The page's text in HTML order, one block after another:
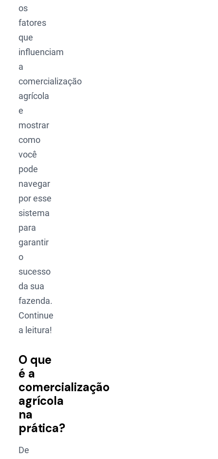
os
fatores
que
influenciam
a
comercialização
agrícola
e
mostrar
como
você
pode
navegar
por esse
sistema
para
garantir
o
sucesso
da sua
fazenda.
Continue
a leitura!
O que
é a
comercialização
agrícola
na
prática?
De